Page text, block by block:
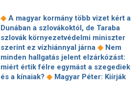
kötött szerződéseket a HM cége a
Lounge Eventtel, a miniszter
feljelentést tett
Orbán Anita
megkérte a szlovák kormányt, hogy
segítse a magyar vízellátást ◆ Forró
augusztus: gátja lehet az uniós
források hazahozatalának az
Alkotmánybíróság?◆
Török Gábor: Ez
◆ A magyar kormány több vizet kért a
Dunában a szlovákoktól, de Taraba
szlovák környezetvédelmi miniszter
szerint ez vízhiánnyal járna ◆ Nem
minden hallgatás jelent elzárkózást:
miért értik félre egymást a szegediek
és a kínaiak? ◆ Magyar Péter: Kiírják